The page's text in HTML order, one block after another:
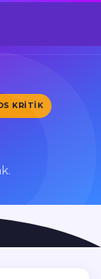
KRITIK